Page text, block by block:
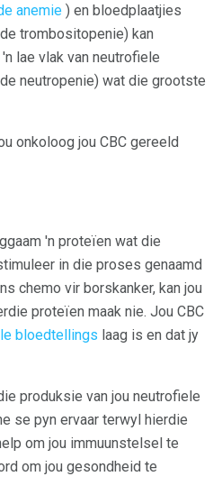
anemie ) en bloedplaatjies
trombositopenie) kan
lae vlak van neutrofiele
neutropenie) wat die grootste
onkoloog jou CBC gereeld
'n proteïen wat die
in die proses genaamd
chemo vir borskanker, kan jou
proteïen maak nie. Jou CBC
bloedtellings laag is en dat jy
produksie van jou neutrofiele
se pyn ervaar terwyl hierdie
om jou immuunstelsel te
om jou gesondheid te